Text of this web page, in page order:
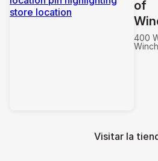
of
400
Visitar la